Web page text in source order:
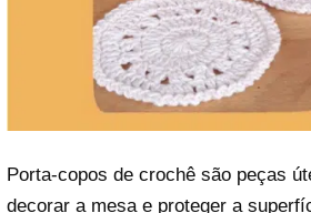
Porta-copos de crochê são peças
decorar a mesa e proteger a